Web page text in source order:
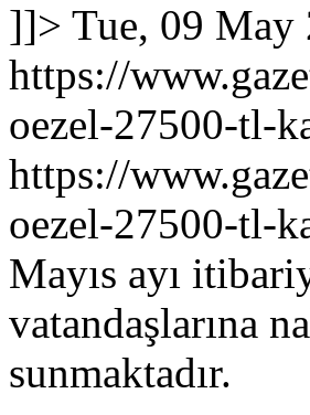
]]> Tue, 09 May
https://
oezel-27500-tl-
https://
oezel-27500-tl-
Mayıs ayı
vatandaşlarına
sunmaktadır.